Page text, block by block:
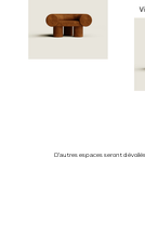
D’autres espaces seront